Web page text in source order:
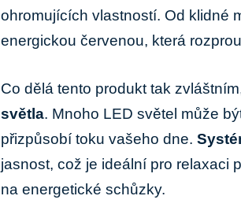
ohromujících vlastností. Od klidné
energickou ⁣červenou, která
Co ⁤dělá tento ⁣produkt ⁣tak
světla. Mnoho LED‌ světel může
přizpůsobí⁢ toku vašeho dne.
jasnost, což je ideální pro relaxaci
na energetické schůzky.